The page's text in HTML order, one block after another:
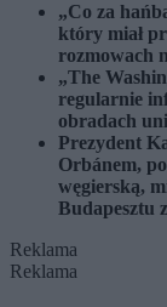
„Co za
który miał
rozmowach
„The
regularnie
obradach
Prezydent
Orbánem,
węgierską,
Budapesztu
Reklama
Reklama